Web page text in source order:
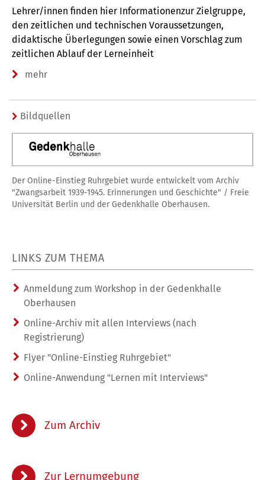
Lehrer/innen finden hier Informationenzur Zielgruppe,
den zeitlichen und technischen Voraussetzungen,
didaktische Überlegungen sowie einen Vorschlag zum
zeitlichen Ablauf der Lerneinheit
mehr
Bildquellen
Der Online-Einstieg Ruhrgebiet wurde entwickelt vom Archiv
"Zwangsarbeit 1939-1945. Erinnerungen und Geschichte" / Freie
Universität Berlin und der Gedenkhalle Oberhausen.
LINKS ZUM THEMA
Anmeldung zum Workshop in der Gedenkhalle
Oberhausen
Online-Archiv mit allen Interviews (nach
Registrierung)
Flyer "Online-Einstieg Ruhrgebiet"
Online-Anwendung "Lernen mit Interviews"
Zum Archiv
Zur Lernumgebung